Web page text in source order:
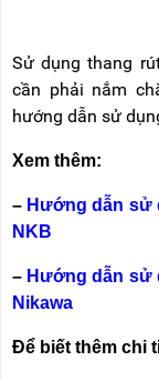
Sử dụng thang
cần phải nắm
hướng dẫn sử
Xem thêm:
– Hướng dẫn sử
NKB
– Hướng dẫn sử
Nikawa
Để biết thêm chi